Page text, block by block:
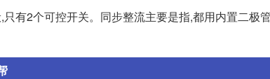
有2个可控开关。同步整流主要是指,都用内置二极